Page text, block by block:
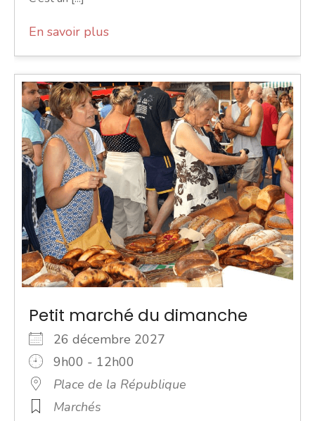
En savoir plus
Petit marché du dimanche
26 décembre 2027
9h00 - 12h00
Place de la République
Marchés